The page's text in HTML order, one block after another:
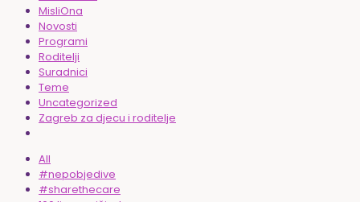
MisliOna
Novosti
Programi
Roditelji
Suradnici
Teme
Uncategorized
Zagreb za djecu i roditelje
All
#nepobjedive
#sharethecare